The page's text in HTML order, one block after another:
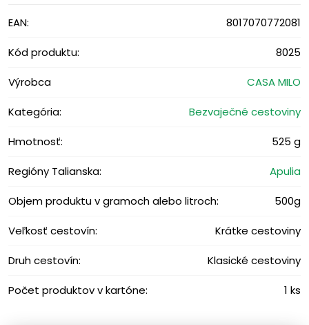
EAN: 8017070772081
Kód produktu: 8025
Výrobca CASA MILO
Kategória: Bezvaječné cestoviny
Hmotnosť: 525 g
Regióny Talianska: Apulia
Objem produktu v gramoch alebo litroch: 500g
Veľkosť cestovín: Krátke cestoviny
Druh cestovín: Klasické cestoviny
Počet produktov v kartóne: 1 ks